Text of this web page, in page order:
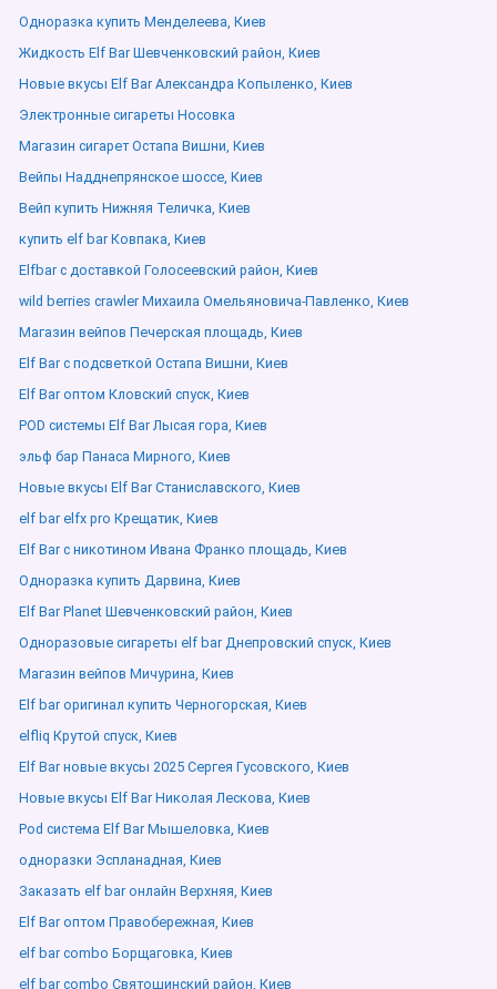
Одноразка купить Менделеева, Киев
Жидкость Elf Bar Шевченковский район, Киев
Новые вкусы Elf Bar Александра Копыленко, Киев
Электронные сигареты Носовка
Магазин сигарет Остапа Вишни, Киев
Вейпы Надднепрянское шоссе, Киев
Вейп купить Нижняя Теличка, Киев
купить elf bar Ковпака, Киев
Elfbar с доставкой Голосеевский район, Киев
wild berries crawler Михаила Омельяновича-Павленко, Киев
Магазин вейпов Печерская площадь, Киев
Elf Bar с подсветкой Остапа Вишни, Киев
Elf Bar оптом Кловский спуск, Киев
POD системы Elf Bar Лысая гора, Киев
эльф бар Панаса Мирного, Киев
Новые вкусы Elf Bar Станиславского, Киев
elf bar elfx pro Крещатик, Киев
Elf Bar с никотином Ивана Франко площадь, Киев
Одноразка купить Дарвина, Киев
Elf Bar Planet Шевченковский район, Киев
Одноразовые сигареты elf bar Днепровский спуск, Киев
Магазин вейпов Мичурина, Киев
Elf bar оригинал купить Черногорская, Киев
elfliq Крутой спуск, Киев
Elf Bar новые вкусы 2025 Сергея Гусовского, Киев
Новые вкусы Elf Bar Николая Лескова, Киев
Pod система Elf Bar Мышеловка, Киев
одноразки Эспланадная, Киев
Заказать elf bar онлайн Верхняя, Киев
Elf Bar оптом Правобережная, Киев
elf bar combo Борщаговка, Киев
elf bar combo Святошинский район, Киев